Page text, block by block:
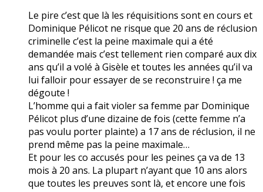
Le pire c’est que là les réquisitions sont en cours et
Dominique Pélicot ne risque que 20 ans de réclusion
criminelle c’est la peine maximale qui a été
demandée mais c’est tellement rien comparé aux dix
ans qu’il a volé à Gisèle et toutes les années qu’il va
lui falloir pour essayer de se reconstruire ! ça me
dégoute !
L’homme qui a fait violer sa femme par Dominique
Pélicot plus d’une dizaine de fois (cette femme n’a
pas voulu porter plainte) a 17 ans de réclusion, il ne
prend même pas la peine maximale…
Et pour les co accusés pour les peines ça va de 13
mois à 20 ans. La plupart n’ayant que 10 ans alors
que toutes les preuves sont là, et encore une fois